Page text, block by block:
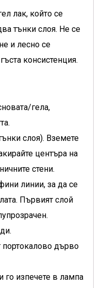
лак, който се
тънки слоя. Не се
и лесно се
консистенция.
гела,
слоя). Вземете
центъра на
стени.
линии, за да се
Първият слой
портокалово дърво
го изпечете в лампа